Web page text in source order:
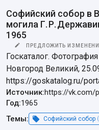
Софийский собор в
могила Г. Р.
1965
ПРЕДЛОЖИТЬ
Госкаталог.
Новгород Великий,
https://goskatalog.ru/
Источник:https://vk.com/
Год:1965
Темы:
Софийский собор